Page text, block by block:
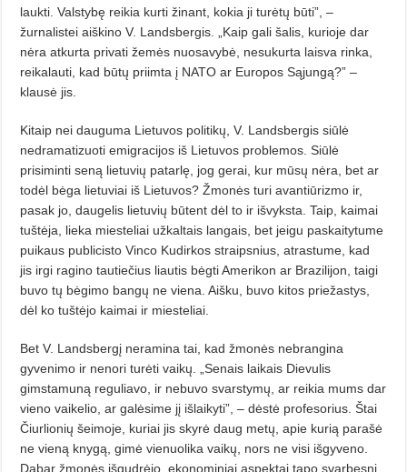
laukti. Valstybę reikia kurti žinant, kokia ji turėtų būti”, –
žurnalistei aiškino V. Landsbergis. „Kaip gali šalis, kurioje dar
nėra atkurta privati žemės nuosavybė, nesukurta laisva rinka,
reikalauti, kad būtų priimta į NATO ar Europos Sąjungą?” –
klausė jis.
Kitaip nei dauguma Lietuvos politikų, V. Landsbergis siūlė
nedramatizuoti emigracijos iš Lietuvos problemos. Siūlė
prisiminti seną lietuvių patarlę, jog gerai, kur mūsų nėra, bet ar
todėl bėga lietuviai iš Lietuvos? Žmonės turi avantiūrizmo ir,
pasak jo, daugelis lietuvių būtent dėl to ir išvyksta. Taip, kaimai
tuštėja, lieka miesteliai užkaltais langais, bet jeigu paskaitytume
puikaus publicisto Vin­co Kudirkos straipsnius, atrastume, kad
jis irgi ragino tautiečius liautis bėgti Amerikon ar Brazilijon, taigi
buvo tų bėgimo bangų ne viena. Aišku, buvo kitos priežastys,
dėl ko tuštėjo kaimai ir miesteliai.
Bet V. Landsbergį neramina tai, kad žmonės nebrangina
gyvenimo ir nenori turėti vaikų. „Senais laikais Dievulis
gimstamuną reguliavo, ir nebuvo svarstymų, ar reikia mums dar
vieno vaikelio, ar galėsime jį išlaikyti”, – dėstė profesorius. Štai
Čiurlionių šeimoje, kuriai jis skyrė daug metų, apie kurią parašė
ne vieną kny­gą, gimė vienuolika vaikų, nors ne visi išgyveno.
Dabar žmonės išgudrėjo, ekonominiai aspektai tapo svarbesni.